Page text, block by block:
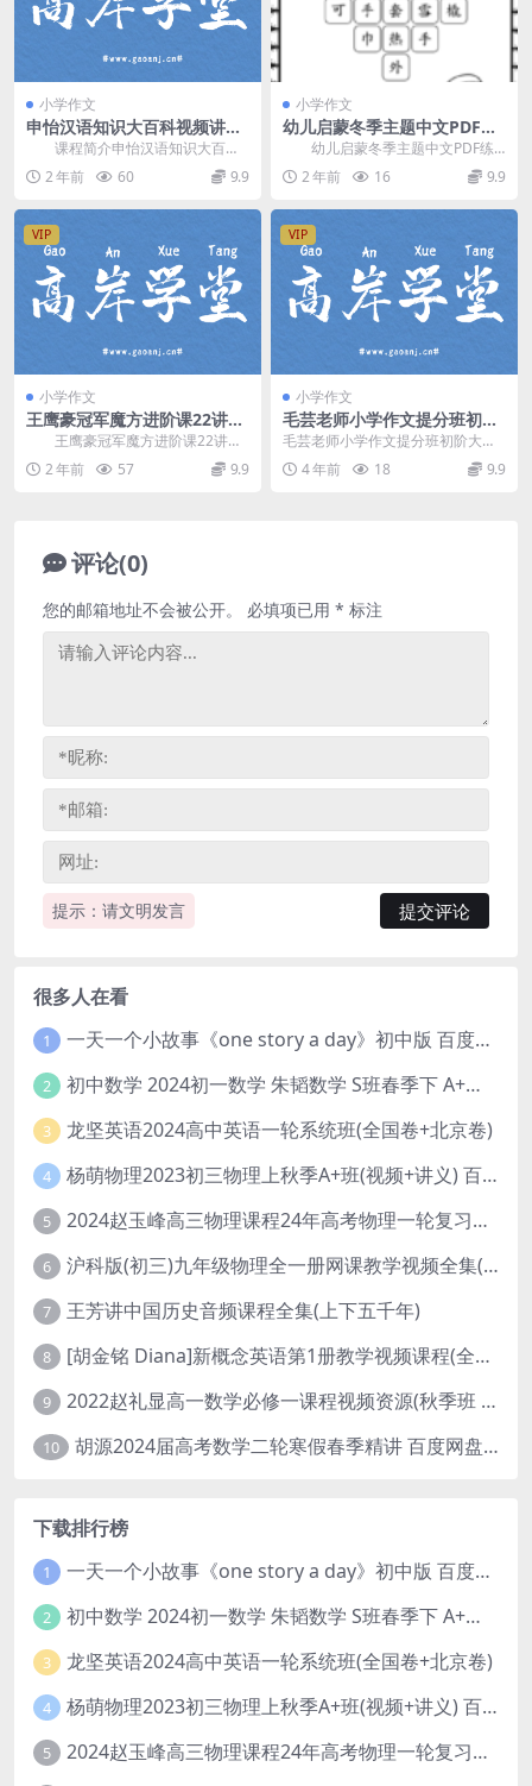
小学作文
申怡汉语知识大百科视频讲解
资源分享
课程简介申怡汉语知识大百科
视频教程，从9大模块：汉字、词、
短语、句子、修辞、...
2 年前 60 9.9
小学作文
幼儿启蒙冬季主题中文PDF练
习册(认知趣味作业纸)
幼儿启蒙冬季主题中文PDF练
习册(认知趣味作业纸)，是一套专为
孩子们启蒙认知...
2 年前 16 9.9
VIP
小学作文
王鹰豪冠军魔方进阶课22讲视
频(玩转8种魔方) 百度网盘分
享
王鹰豪冠军魔方进阶课22讲视
频(玩转8种魔方)，魔方进阶课来
袭，冠军王鹰豪助...
2 年前 57 9.9
VIP
小学作文
毛芸老师小学作文提分班初阶
（大师班）（完结）（6.97G
高清视频）百度网盘分享
毛芸老师小学作文提分班初阶大师
班，完结版百度网盘作文课程6.97
G高清视频。资源...
4 年前 18 9.9
评论(0)
提示：请文明发言
您的邮箱地址不会被公开。 必填项已用 * 标注
很多人在看
1 一天一个小故事《one story a day》初中版 百度网盘分享下载
2 初中数学 2024初一数学 朱韬数学 S班春季下 A+班春季下 百度云网盘
3 龙坚英语2024高中英语一轮系统班(全国卷+北京卷)
4 杨萌物理2023初三物理上秋季A+班(视频+讲义) 百度网盘分享
5 2024赵玉峰高三物理课程24年高考物理一轮复习网课教程
6 沪科版(初三)九年级物理全一册网课教学视频全集(录播版 杜春雨 66讲)
7 王芳讲中国历史音频课程全集(上下五千年)
8 [胡金铭 Diana]新概念英语第1册教学视频课程(全集 百度网盘下载)
9 2022赵礼显高一数学必修一课程视频资源(秋季班 含讲义)百度网盘云
10 胡源2024届高考数学二轮寒假春季精讲 百度网盘分享
下载排行榜
1 一天一个小故事《one story a day》初中版 百度网盘分享下载
2 初中数学 2024初一数学 朱韬数学 S班春季下 A+班春季下 百度云网盘
3 龙坚英语2024高中英语一轮系统班(全国卷+北京卷)
4 杨萌物理2023初三物理上秋季A+班(视频+讲义) 百度网盘分享
5
2024赵玉峰高三物理课程24年高考物理一轮复习网课教程